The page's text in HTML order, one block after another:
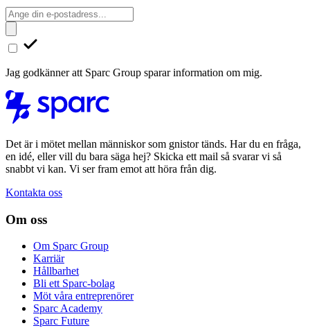
Jag godkänner att Sparc Group sparar information om mig.
Det är i mötet mellan människor som gnistor tänds. Har du en fråga,
en idé, eller vill du bara säga hej? Skicka ett mail så svarar vi så
snabbt vi kan. Vi ser fram emot att höra från dig.
Kontakta oss
Om oss
Om Sparc Group
Karriär
Hållbarhet
Bli ett Sparc-bolag
Möt våra entreprenörer
Sparc Academy
Sparc Future